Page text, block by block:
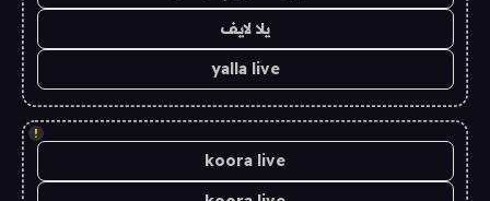
يلا لايف
yalla live
!
koora live